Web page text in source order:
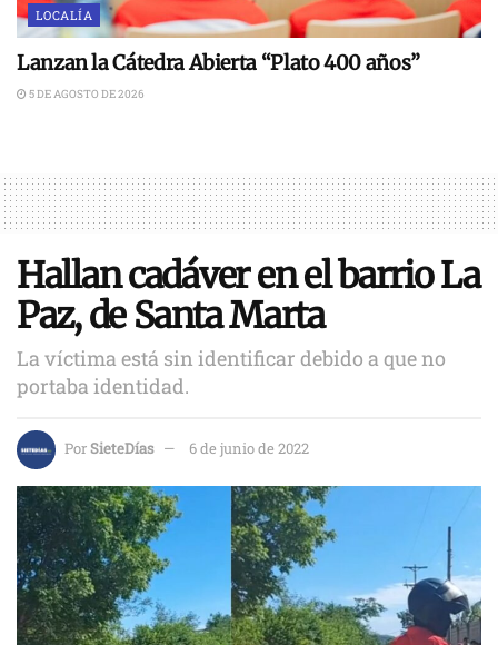
LOCALÍA
Lanzan la Cátedra Abierta “Plato 400 años”
5 DE AGOSTO DE 2026
Hallan cadáver en el barrio La
Paz, de Santa Marta
La víctima está sin identificar debido a que no
portaba identidad.
PorSieteDías 6 de junio de 2022